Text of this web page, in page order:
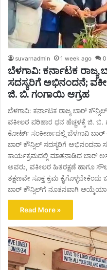
suvarnadmin 1 week ago 0
ಬೆಳಗಾವಿ: ಕರ್ನಾಟಕ
ಸದಸ್ಯರಿಗೆ ಅಭಿನಂದನೆ;
ಜಿ. ಬಿ. ಗಂಗಾಯಿ ಆಗ್ರಹ
ಬೆಳಗಾವಿ: ಕರ್ನಾಟಕ ರಾಜ್ಯ ಬಾರ್
ವಕೀಲರ ಪರಿಹಾರ ಧನ ಹೆಚ್ಚಳಕ್ಕೆ ಜಿ.
ಕೋರ್ಟ್ ಸಂಕೀರ್ಣದಲ್ಲಿ ಬೆಳಗಾವಿ
ಬಾರ್ ಕೌನ್ಸಿಲ್ ಸದಸ್ಯರಿಗೆ ಅಭಿನಂದನಾ
ಕಾರ್ಯಕ್ರಮದಲ್ಲಿ ಮಾತನಾಡಿದ ಬಾರ್
ಅವರು, ವಕೀಲರ ಹಿತರಕ್ಷಣೆ ಹಾಗೂ
ತಕ್ಷಣವೇ ಸೂಕ್ತ ಕ್ರಮ
ಬಾರ್ ಕೌನ್ಸಿಲ್‌ಗೆ ನೂತನವಾಗಿ
Read More »